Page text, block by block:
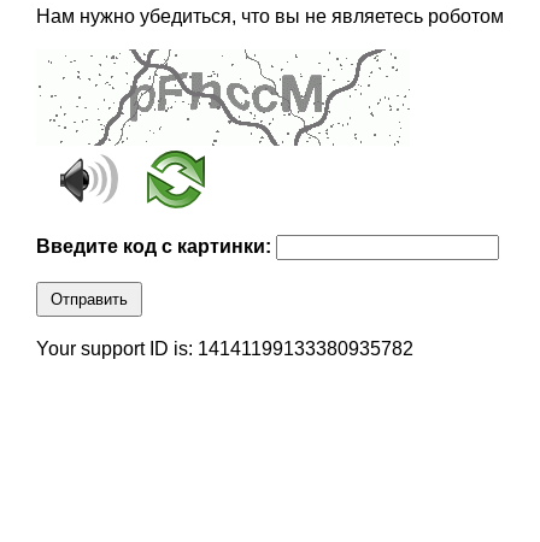
Нам нужно убедиться, что вы не являетесь роботом
Введите код с картинки:
Отправить
Your support ID is: 14141199133380935782